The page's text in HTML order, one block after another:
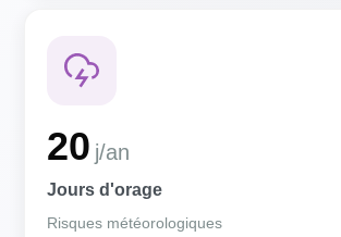
20 j/an
Jours d'orage
Risques météorologiques